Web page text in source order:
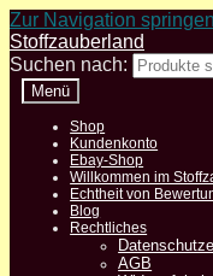
Zur Navigation springen
Stoffzauberland
Suchen nach:
Menü
Shop
Kundenkonto
Ebay-Shop
Willkommen im
Echtheit von
Blog
Rechtliches
AGB